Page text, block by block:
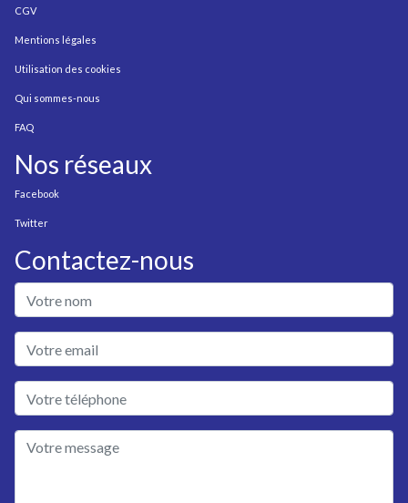
CGV
Mentions légales
Utilisation des cookies
Qui sommes-nous
FAQ
Nos réseaux
Facebook
Twitter
Contactez-nous